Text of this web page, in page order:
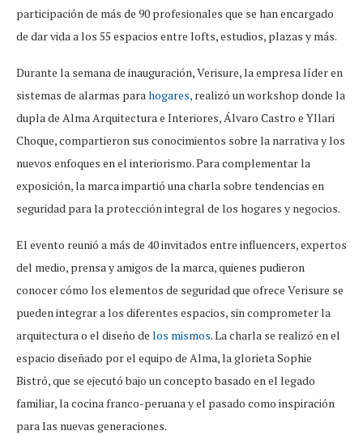
participación de más de 90 profesionales que se han encargado
de dar vida a los 55 espacios entre lofts, estudios, plazas y más.
Durante la semana de inauguración, Verisure, la empresa líder en
sistemas de alarmas parahogares, realizó un workshop donde la
dupla de Alma Arquitectura e Interiores, Álvaro Castro e Yllari
Choque, compartieron sus conocimientos sobre la narrativa y los
nuevos enfoques en el interiorismo. Para complementar la
exposición, la marca impartió una charla sobre tendencias en
seguridad para la protección integral de los hogares y negocios.
El evento reunió a más de 40 invitados entre influencers, expertos
del medio, prensa y amigos de la marca, quienes pudieron
conocer cómo los elementos de seguridad que ofrece Verisure se
pueden integrar a los diferentes espacios, sin comprometer la
arquitectura o el diseño de los mismos. La charla se realizó en el
espacio diseñado por el equipo de Alma, la glorieta Sophie
Bistró, que se ejecutó bajo un concepto basado en el legado
familiar, la cocina franco-peruana y el pasado como inspiración
para las nuevas generaciones.